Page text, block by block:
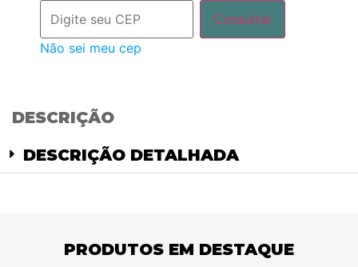
Consultar
Não sei meu cep
DESCRIÇÃO
DESCRIÇÃO DETALHADA
PRODUTOS EM DESTAQUE